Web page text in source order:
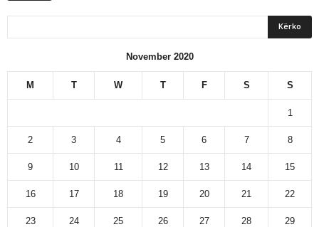
November 2020
M T W T F S S
1
2 3 4 5 6 7 8
9 10 11 12 13 14 15
16 17 18 19 20 21 22
23 24 25 26 27 28 29